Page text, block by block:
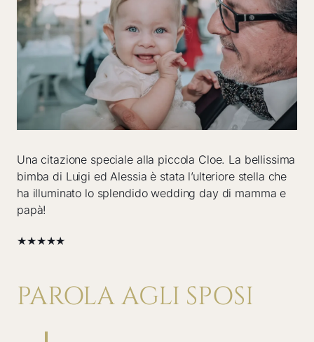
Una citazione speciale alla piccola Cloe. La bellissima
bimba di Luigi ed Alessia è stata l’ulteriore stella che
ha illuminato lo splendido wedding day di mamma e
papà!
★★★★★
PAROLA AGLI SPOSI